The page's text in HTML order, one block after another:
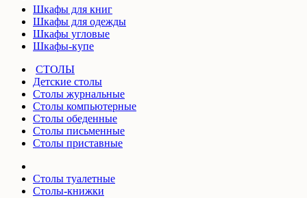
Шкафы для книг
Шкафы для одежды
Шкафы угловые
Шкафы-купе
СТОЛЫ
Детские столы
Столы журнальные
Столы компьютерные
Столы обеденные
Столы письменные
Столы приставные
Столы туалетные
Столы-книжки